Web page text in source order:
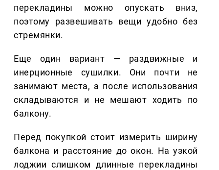
перекладины можно опускать вниз,
поэтому развешивать вещи удобно без
стремянки.
Еще один вариант — раздвижные и
инерционные сушилки. Они почти не
занимают места, а после использования
складываются и не мешают ходить по
балкону.
Перед покупкой стоит измерить ширину
балкона и расстояние до окон. На узкой
лоджии слишком длинные перекладины